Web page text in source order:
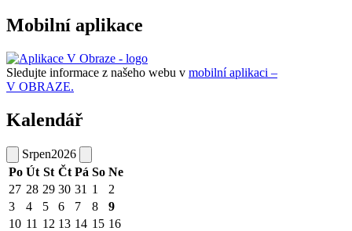
Mobilní aplikace
Sledujte informace z našeho webu v mobilní aplikaci –
V OBRAZE.
Kalendář
Srpen2026
Po Út St Čt Pá So Ne
27 28 29 30 31 1
2
3
4 5 6 7 8
9
10 11 12 13 14 15 16